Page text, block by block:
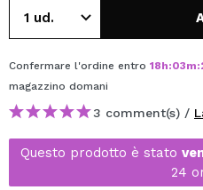
Confermare l'ordine entro 18h:03m:
magazzino domani
3 comment(s) /
Questo prodotto è stato
24